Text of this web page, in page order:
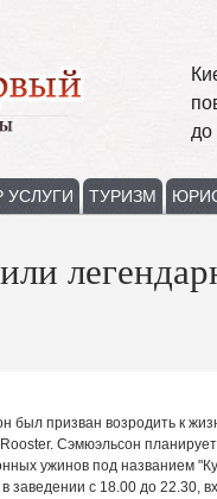
до
УСЛУГИ ТУРИЗМ
призван возродить к
Сэмюэльсон
ужинов под названием
заведении с 18.00 до 22.30,